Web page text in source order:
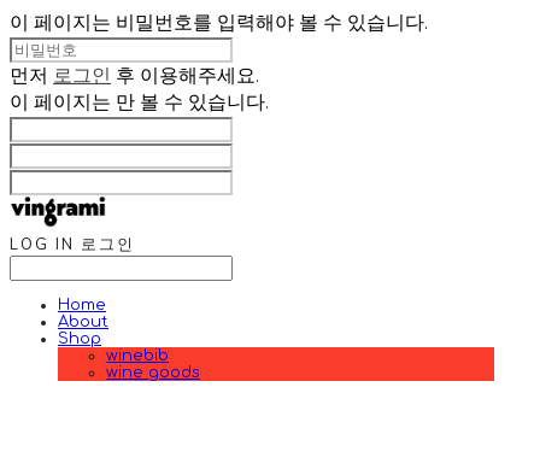
이 페이지는 비밀번호를 입력해야 볼 수 있습니다.
먼저 로그인 후 이용해주세요.
이 페이지는 만 볼 수 있습니다.
LOG IN 로그인
Home
About
Shop
winebib
wine goods